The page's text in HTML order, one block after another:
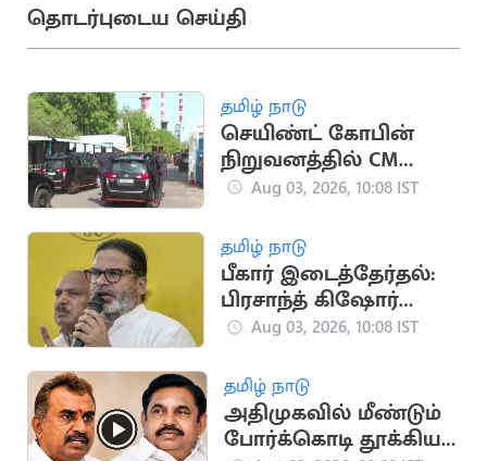
தொடர்புடைய செய்தி
தமிழ் நாடு
செயிண்ட் கோபின்
நிறுவனத்தில் CM
விஜய் ஆய்வு
Aug 03, 2026, 10:08 IST
தமிழ் நாடு
பீகார் இடைத்தேர்தல்:
பிரசாந்த் கிஷோர்
வெற்றி
Aug 03, 2026, 10:08 IST
தமிழ் நாடு
அதிமுகவில் மீண்டும்
போர்க்கொடி தூக்கிய